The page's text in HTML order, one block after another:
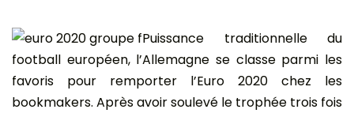
Puissance traditionnelle du
football européen, l’Allemagne se classe parmi les
favoris pour remporter l’Euro 2020 chez les
bookmakers. Après avoir soulevé le trophée trois fois